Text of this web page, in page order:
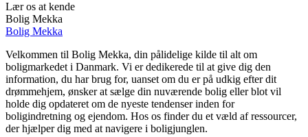
Lær os at kende
Bolig Mekka
Bolig Mekka
Velkommen til Bolig Mekka, din pålidelige kilde til alt om
boligmarkedet i Danmark. Vi er dedikerede til at give dig den
information, du har brug for, uanset om du er på udkig efter dit
drømmehjem, ønsker at sælge din nuværende bolig eller blot vil
holde dig opdateret om de nyeste tendenser inden for
boligindretning og ejendom. Hos os finder du et væld af ressourcer,
der hjælper dig med at navigere i boligjunglen.